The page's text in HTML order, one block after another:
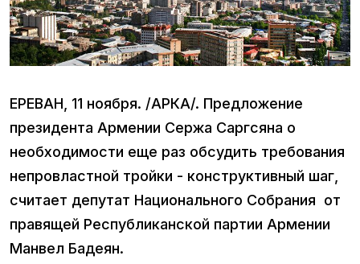
ЕРЕВАН, 11 ноября. /АРКА/. Предложение
президента Армении Сержа Саргсяна о
необходимости еще раз обсудить требования
непровластной тройки - конструктивный шаг,
считает депутат Национального Собрания от
правящей Республиканской партии Армении
Манвел Бадеян.